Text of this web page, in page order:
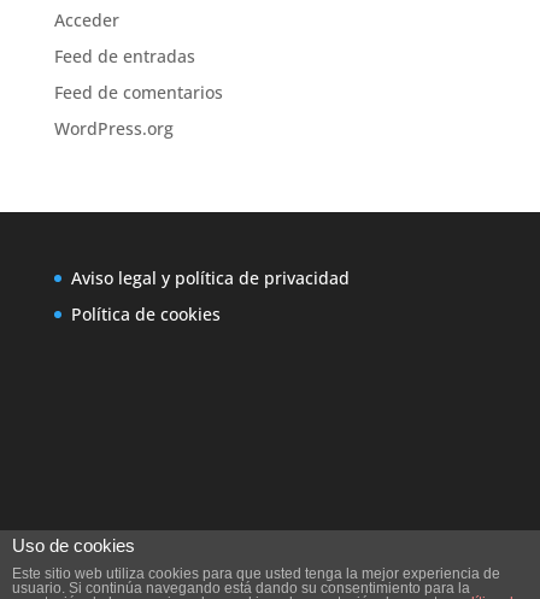
Acceder
Feed de entradas
Feed de comentarios
WordPress.org
Aviso legal y política de privacidad
Política de cookies
Uso de cookies
Este sitio web utiliza cookies para que usted tenga la mejor experiencia de
usuario. Si continúa navegando está dando su consentimiento para la